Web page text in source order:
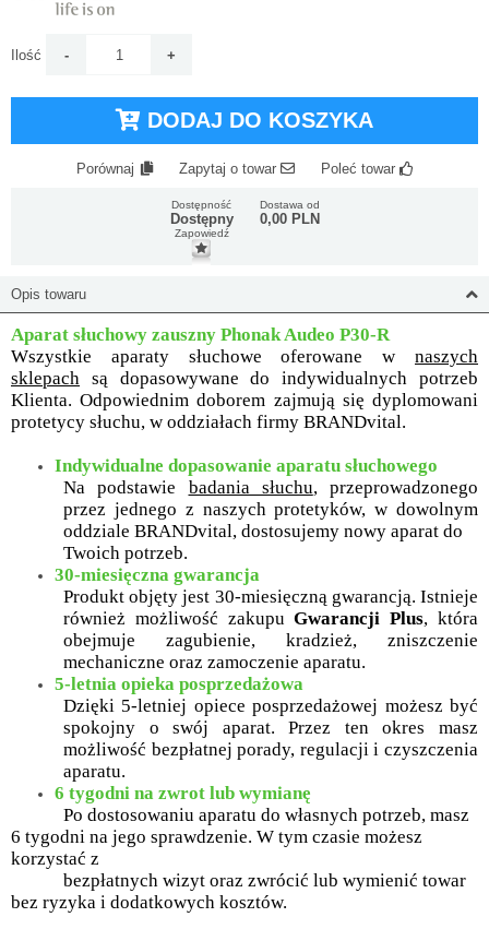
Ilość
DODAJ DO KOSZYKA
Porównaj Zapytaj o towar Poleć towar
Dostępność
Dostępny
Zapowiedź
Dostawa od
0,00 PLN
Opis towaru
Aparat słuchowy zauszny Phonak Audeo P30-R
Wszystkie aparaty słuchowe oferowane w naszych
sklepach są dopasowywane do indywidualnych potrzeb
Klienta. Odpowiednim doborem zajmują się dyplomowani
protetycy słuchu, w oddziałach firmy BRANDvital.
Indywidualne dopasowanie aparatu słuchowego
Na podstawie badania słuchu, przeprowadzonego
przez jednego z naszych protetyków, w dowolnym
oddziale BRANDvital, dostosujemy nowy aparat do
Twoich potrzeb.
30-miesięczna gwarancja
Produkt objęty jest 30-miesięczną gwarancją. Istnieje
również możliwość zakupuGwarancji Plus, która
obejmuje zagubienie, kradzież, zniszczenie
mechaniczne oraz zamoczenie aparatu.
5-letnia opieka posprzedażowa
Dzięki 5-letniej opiece posprzedażowej możesz być
spokojny o swój aparat. Przez ten okres masz
możliwość bezpłatnej porady, regulacji i czyszczenia
aparatu.
6 tygodni na zwrot lub wymianę
Po dostosowaniu aparatu do własnych potrzeb, masz
6 tygodni na jego sprawdzenie. W tym czasie możesz
korzystać z
bezpłatnych wizyt oraz zwrócić lub wymienić towar
bez ryzyka i dodatkowych kosztów.